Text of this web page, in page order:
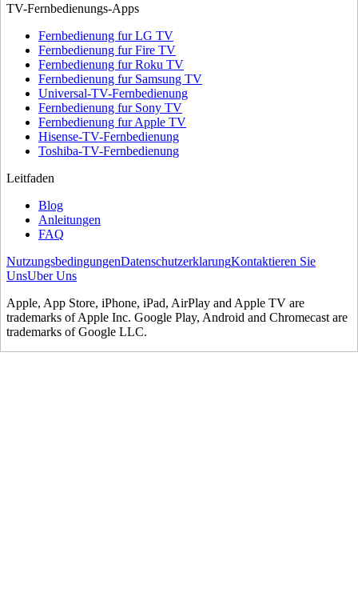
TV-Fernbedienungs-Apps
Fernbedienung fur LG TV
Fernbedienung fur Fire TV
Fernbedienung fur Roku TV
Fernbedienung fur Samsung TV
Universal-TV-Fernbedienung
Fernbedienung fur Sony TV
Fernbedienung fur Apple TV
Hisense-TV-Fernbedienung
Toshiba-TV-Fernbedienung
Leitfaden
Blog
Anleitungen
FAQ
NutzungsbedingungenDatenschutzerklarungKontaktieren Sie
UnsUber Uns
Apple, App Store, iPhone, iPad, AirPlay and Apple TV are
trademarks of Apple Inc. Google Play, Android and Chromecast are
trademarks of Google LLC.